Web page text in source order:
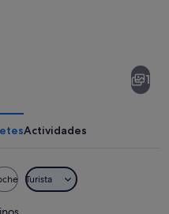
1
Actividades
Turista